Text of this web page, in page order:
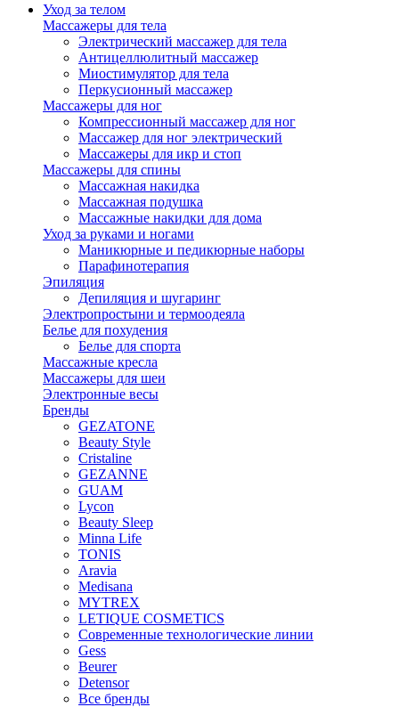
Уход за телом
Массажеры для тела
Электрический массажер для тела
Антицеллюлитный массажер
Миостимулятор для тела
Перкусионный массажер
Массажеры для ног
Компрессионный массажер для ног
Массажер для ног электрический
Массажеры для икр и стоп
Массажеры для спины
Массажная накидка
Массажная подушка
Массажные накидки для дома
Уход за руками и ногами
Маникюрные и педикюрные наборы
Парафинотерапия
Эпиляция
Депиляция и шугаринг
Электропростыни и термоодеяла
Белье для похудения
Белье для спорта
Массажные кресла
Массажеры для шеи
Электронные весы
Бренды
GEZATONE
Beauty Style
Cristaline
GEZANNE
GUAM
Lycon
Beauty Sleep
Minna Life
TONIS
Aravia
Medisana
MYTREX
LETIQUE COSMETICS
Современные технологические линии
Gess
Beurer
Detensor
Все бренды